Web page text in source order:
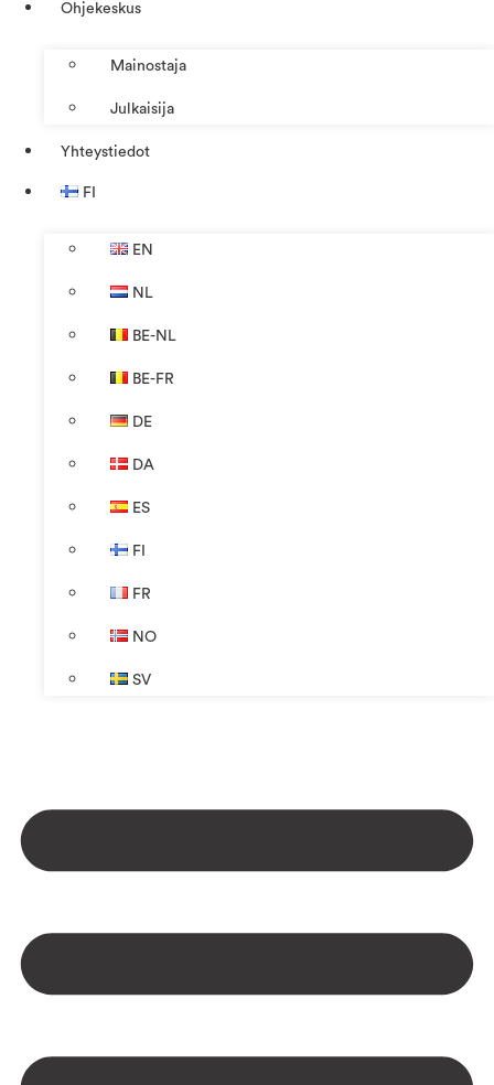
Ohjekeskus
Mainostaja
Julkaisija
Yhteystiedot
FI
EN
NL
BE-NL
BE-FR
DE
DA
ES
FI
FR
NO
SV